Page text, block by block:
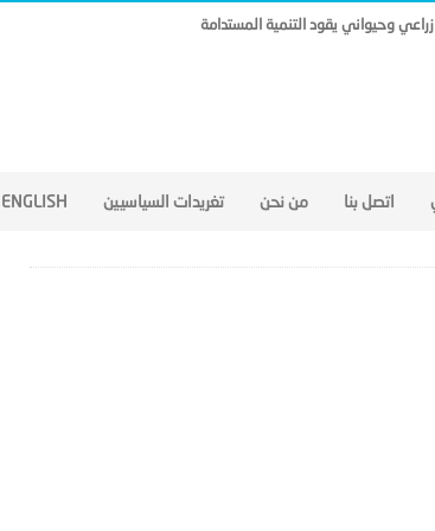
وحيواني يقود التنمية المستدامة
اتصل بنا من نحن تغريدات السياسيين ENGLISH